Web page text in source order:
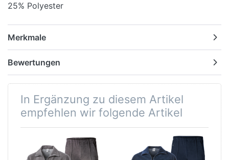
25% Polyester
Merkmale
Bewertungen
In Ergänzung zu diesem Artikel
empfehlen wir folgende Artikel